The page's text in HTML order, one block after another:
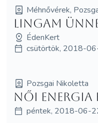
Méhnővérek,
Lingam
ÉdenKert
csütörtök, 2018-
Pozsgai Nikoletta
Női Energia
péntek, 2018-06-